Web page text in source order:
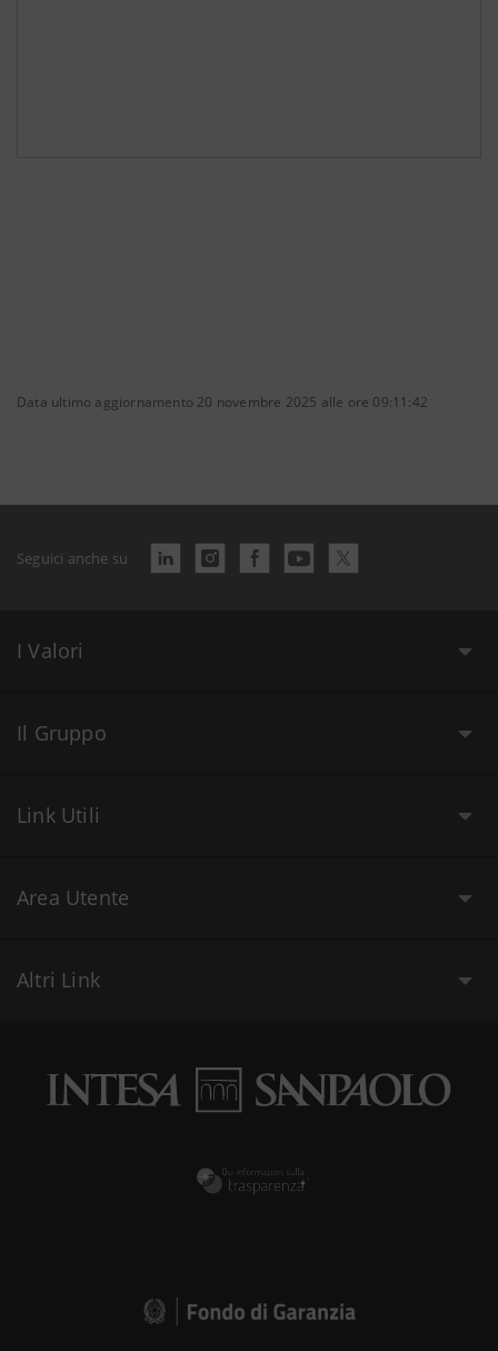
Data ultimo aggiornamento 20 novembre 2025 alle ore 09:11:42
Seguici anche su
I Valori
Il Gruppo
Link Utili
Area Utente
Altri Link